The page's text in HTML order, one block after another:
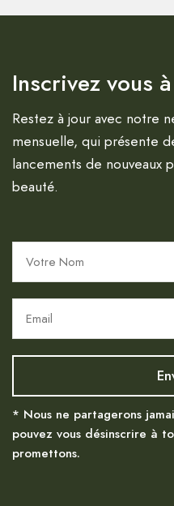
Inscrivez vous
Restez à jour avec notre
mensuelle, qui présente
lancements de nouveaux
beauté.
* Nous ne partagerons
pouvez vous désinscrire à
promettons.